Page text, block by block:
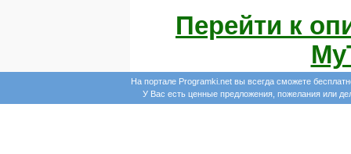
Перейти к
На портале Programki.net вы всегда сможете
У Вас есть ценные предложения, пожелания или